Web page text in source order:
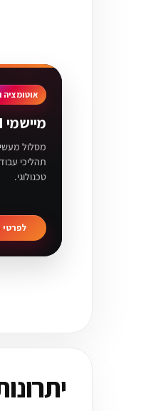
אוטומציה
מיישמי AI ואוטומציה
תהליכי
טכנולוגי.